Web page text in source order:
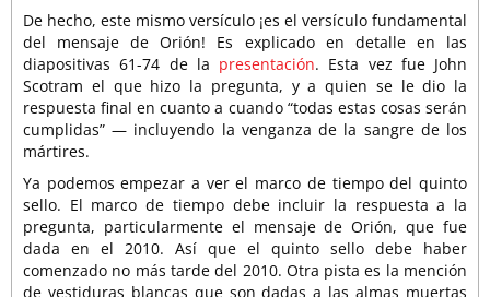
De hecho, este mismo versículo ¡es el versículo fundamental
del mensaje de Orión! Es explicado en detalle en las
diapositivas 61-74 de la presentación. Esta vez fue John
Scotram el que hizo la pregunta, y a quien se le dio la
respuesta final en cuanto a cuando “todas estas cosas serán
cumplidas” — incluyendo la venganza de la sangre de los
mártires.
Ya podemos empezar a ver el marco de tiempo del quinto
sello. El marco de tiempo debe incluir la respuesta a la
pregunta, particularmente el mensaje de Orión, que fue
dada en el 2010. Así que el quinto sello debe haber
comenzado no más tarde del 2010. Otra pista es la mención
de vestiduras blancas que son dadas a las almas muertas